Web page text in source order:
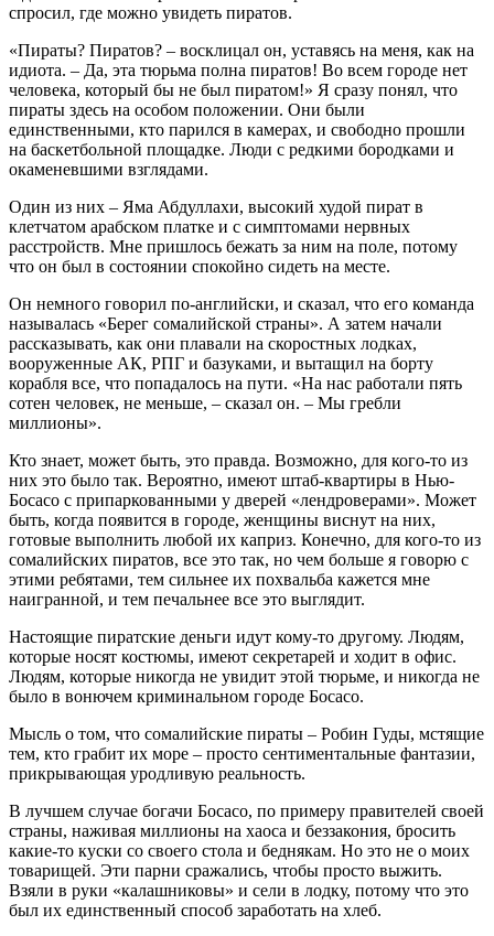
спросил, где можно увидеть пиратов.
«Пираты? Пиратов? – восклицал он, уставясь на меня, как на
идиота. – Да, эта тюрьма полна пиратов! Во всем городе нет
человека, который бы не был пиратом!» Я сразу понял, что
пираты здесь на особом положении. Они были
единственными, кто парился в камерах, и свободно прошли
на баскетбольной площадке. Люди с редкими бородками и
окаменевшими взглядами.
Один из них – Яма Абдуллахи, высокий худой пират в
клетчатом арабском платке и с симптомами нервных
расстройств. Мне пришлось бежать за ним на поле, потому
что он был в состоянии спокойно сидеть на месте.
Он немного говорил по-английски, и сказал, что его команда
называлась «Берег сомалийской страны». А затем начали
рассказывать, как они плавали на скоростных лодках,
вооруженные АК, РПГ и базуками, и вытащил на борту
корабля все, что попадалось на пути. «На нас работали пять
сотен человек, не меньше, – сказал он. – Мы гребли
миллионы».
Кто знает, может быть, это правда. Возможно, для кого-то из
них это было так. Вероятно, имеют штаб-квартиры в Нью-
Босасо с припаркованными у дверей «лендроверами». Может
быть, когда появится в городе, женщины виснут на них,
готовые выполнить любой их каприз. Конечно, для кого-то из
сомалийских пиратов, все это так, но чем больше я говорю с
этими ребятами, тем сильнее их похвальба кажется мне
наигранной, и тем печальнее все это выглядит.
Настоящие пиратские деньги идут кому-то другому. Людям,
которые носят костюмы, имеют секретарей и ходит в офис.
Людям, которые никогда не увидит этой тюрьме, и никогда не
было в вонючем криминальном городе Босасо.
Мысль о том, что сомалийские пираты – Робин Гуды, мстящие
тем, кто грабит их море – просто сентиментальные фантазии,
прикрывающая уродливую реальность.
В лучшем случае богачи Босасо, по примеру правителей своей
страны, наживая миллионы на хаоса и беззакония, бросить
какие-то куски со своего стола и беднякам. Но это не о моих
товарищей. Эти парни сражались, чтобы просто выжить.
Взяли в руки «калашниковы» и сели в лодку, потому что это
был их единственный способ заработать на хлеб.